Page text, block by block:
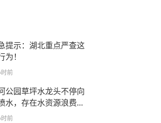
提示：湖北重点严查这
为！
前
公园草坪水龙头不停向
水，存在水资源浪费隐
经核实，该设施为园区
前